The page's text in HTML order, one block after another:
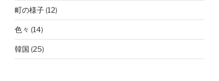
町の様子 (12)
色々 (14)
韓国 (25)